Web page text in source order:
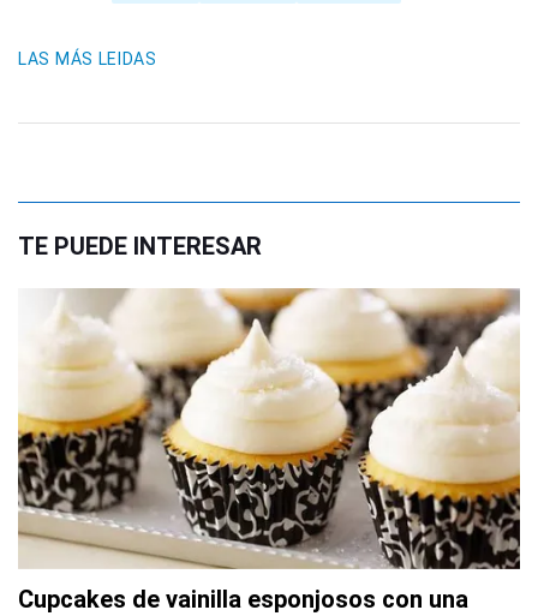
LAS MÁS LEIDAS
TE PUEDE INTERESAR
Cupcakes de vainilla esponjosos con una